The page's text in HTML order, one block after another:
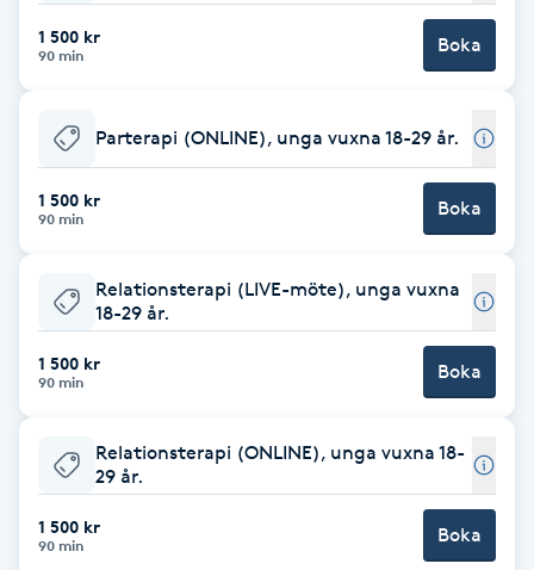
Fotvård
Fransar
Fransborttagning
Fransfärgning
Fransförlängning
Fransförlängning Megavolym
Fransförlängning Volym
Fransk manikyr
1 500 kr
90 min Boka
Parterapi (ONLINE), unga vuxna 18-29 år.
1 500 kr
90 min Boka
Relationsterapi (LIVE-möte), unga vuxna
18-29 år.
1 500 kr
90 min Boka
Relationsterapi (ONLINE), unga vuxna 18-
29 år.
1 500 kr
90 min Boka